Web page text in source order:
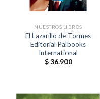
NUESTROS LIBROS
El Lazarillo de Tormes
Editorial Palbooks
International
$36.900